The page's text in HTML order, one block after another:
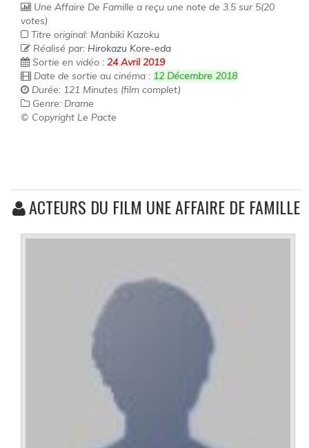
Une Affaire De Famille a reçu une note de 3.5 sur 5(20
votes)
Titre original: Manbiki Kazoku
Réalisé par: Hirokazu Kore-eda
Sortie en vidéo : 24 Avril 2019
Date de sortie au cinéma : 12 Décembre 2018
Durée: 121 Minutes (film complet)
Genre: Drame
© Copyright Le Pacte
ACTEURS DU FILM UNE AFFAIRE DE FAMILLE